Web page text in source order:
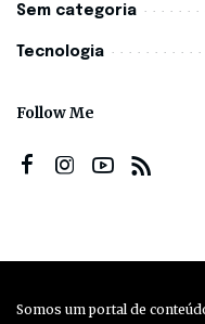
Sem categoria
Tecnologia
Follow Me
Somos um portal de